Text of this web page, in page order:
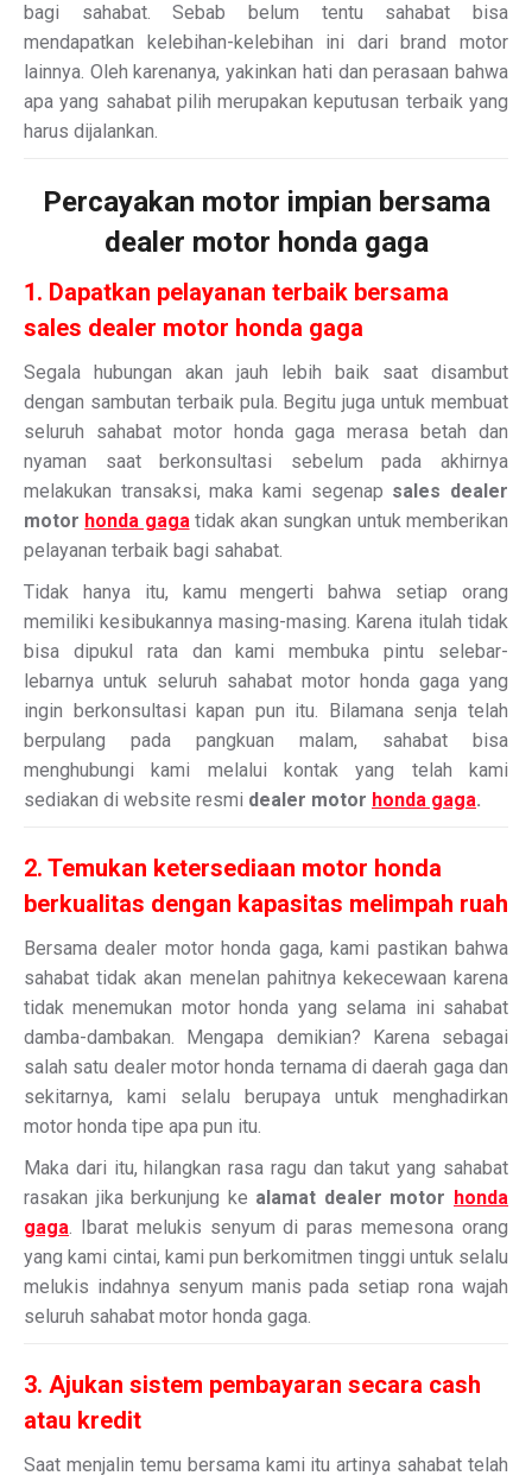
bagi sahabat. Sebab belum tentu sahabat bisa
mendapatkan kelebihan-kelebihan ini dari brand motor
lainnya. Oleh karenanya, yakinkan hati dan perasaan bahwa
apa yang sahabat pilih merupakan keputusan terbaik yang
harus dijalankan.
Percayakan motor impian bersama
dealer motor honda gaga
1. Dapatkan pelayanan terbaik bersama
sales dealer motor honda gaga
Segala hubungan akan jauh lebih baik saat disambut
dengan sambutan terbaik pula. Begitu juga untuk membuat
seluruh sahabat motor honda gaga merasa betah dan
nyaman saat berkonsultasi sebelum pada akhirnya
melakukan transaksi, maka kami segenap sales dealer
motor honda gagatidak akan sungkan untuk memberikan
pelayanan terbaik bagi sahabat.
Tidak hanya itu, kamu mengerti bahwa setiap orang
memiliki kesibukannya masing-masing. Karena itulah tidak
bisa dipukul rata dan kami membuka pintu selebar-
lebarnya untuk seluruh sahabat motor honda gaga yang
ingin berkonsultasi kapan pun itu. Bilamana senja telah
berpulang pada pangkuan malam, sahabat bisa
menghubungi kami melalui kontak yang telah kami
sediakan di website resmi dealer motor honda gaga.
2. Temukan ketersediaan motor honda
berkualitas dengan kapasitas melimpah ruah
Bersama dealer motor honda gaga, kami pastikan bahwa
sahabat tidak akan menelan pahitnya kekecewaan karena
tidak menemukan motor honda yang selama ini sahabat
damba-dambakan. Mengapa demikian? Karena sebagai
salah satu dealer motor honda ternama di daerah gaga dan
sekitarnya, kami selalu berupaya untuk menghadirkan
motor honda tipe apa pun itu.
Maka dari itu, hilangkan rasa ragu dan takut yang sahabat
rasakan jika berkunjung ke alamat dealer motor honda
gaga. Ibarat melukis senyum di paras memesona orang
yang kami cintai, kami pun berkomitmen tinggi untuk selalu
melukis indahnya senyum manis pada setiap rona wajah
seluruh sahabat motor honda gaga.
3. Ajukan sistem pembayaran secara cash
atau kredit
Saat menjalin temu bersama kami itu artinya sahabat telah